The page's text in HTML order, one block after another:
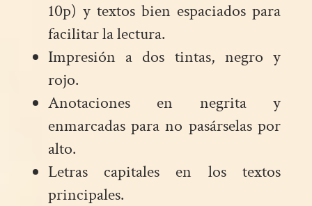
10p) y textos bien espaciados para
facilitar la lectura.
Impresión a dos tintas, negro y
rojo.
Anotaciones en negrita y
enmarcadas para no pasárselas por
alto.
Letras capitales en los textos
principales.